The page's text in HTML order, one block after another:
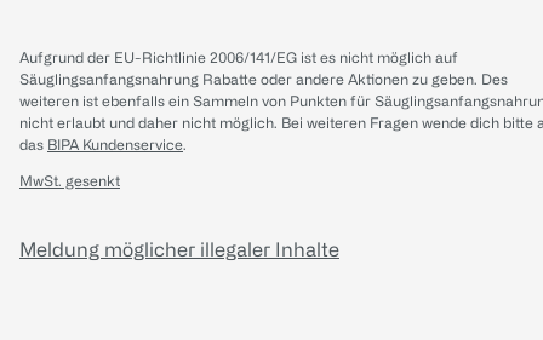
Aufgrund der EU-Richtlinie 2006/141/EG ist es nicht möglich auf
Säuglingsanfangsnahrung Rabatte oder andere Aktionen zu geben. Des
weiteren ist ebenfalls ein Sammeln von Punkten für
nicht erlaubt und daher nicht möglich. Bei weiteren Fragen wende dich bitte
das BIPA Kundenservice.
MwSt. gesenkt
Meldung möglicher illegaler Inhalte